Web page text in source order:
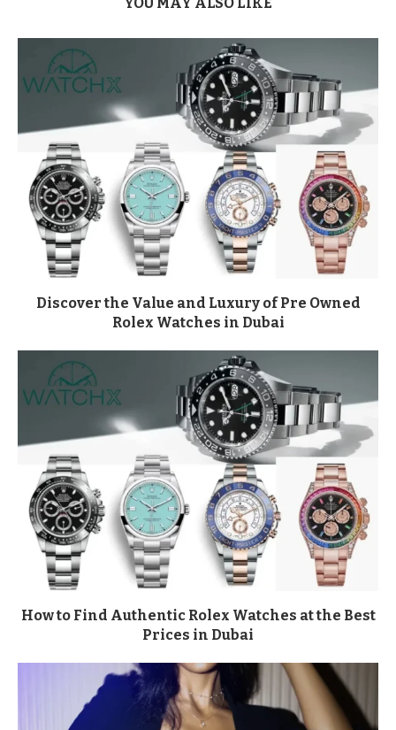
Discover the Value and Luxury of Pre Owned
Rolex Watches in Dubai
How to Find Authentic Rolex Watches at the Best
Prices in Dubai